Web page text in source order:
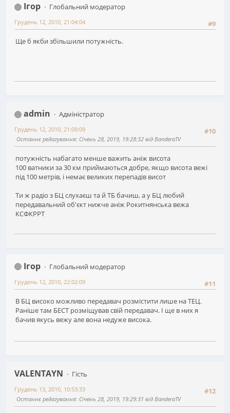
Ігор
Глобальний модератор
#9
Грудень 12, 2010, 21:04:04
Ще б якби збільшили потужність.
admin
Адміністратор
#10
Грудень 12, 2010, 21:09:09
Останнє редагування: Січень 28, 2019, 19:28:32 від BanderaTV
потужність набагато менше важить аніж висота
100 ватники за 30 км приймаються добре, якщо висота вежі
під 100 метрів, і немає великих перепадів висот
Ти ж радіо з БЦ слухаєш та й ТБ бачиш, а у БЦ любий
передавальний об'єкт нижче аніж Рокитнянська вежа
КСФКРРТ
Ігор
Глобальний модератор
#11
Грудень 12, 2010, 22:02:09
В БЦ високо можливо передавач розмістити лише на ТЕЦ.
Раніше там БЕСТ розміщував свій передавач. І ще в них я
бачив якусь вежу але вона недуже висока.
VALENTAYN
Гість
#12
Грудень 13, 2010, 10:53:33
Останнє редагування: Січень 28, 2019, 19:29:31 від BanderaTV